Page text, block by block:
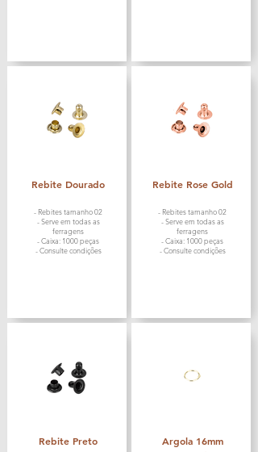
Rebite Dourado
- Rebites tamanho 02
- Serve em todas as
ferragens
- Caixa: 1000 peças
- Consulte condições
Rebite Preto
Rebite Rose Gold
- Rebites tamanho 02
- Serve em todas as
ferragens
- Caixa: 1000 peças
- Consulte condições
Argola 16mm